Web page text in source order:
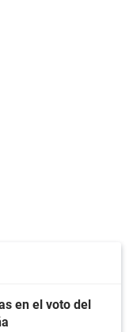
en el voto del